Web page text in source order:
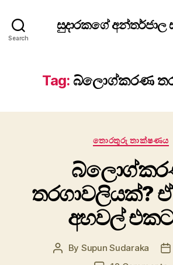
Search
සුදාරකගේ
Tag: බ්ලොග්කරණ
තොරතුරු තාක්ෂණය
තරගාවලියක්?
අහවල්
Post
By Supun Sudaraka